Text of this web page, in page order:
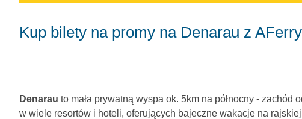
Kup bilety na promy na Denarau z
Denarau to mała prywatną wyspa ok. 5km na północny -
w wiele resortów i hoteli, oferujących bajeczne wakacje na